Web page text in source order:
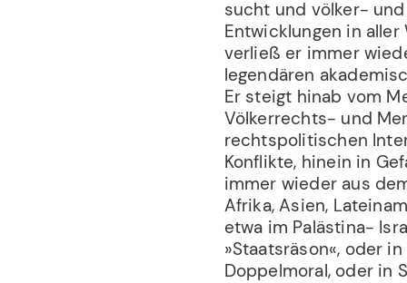
sucht und völker-
Entwicklungen in
verließ er immer
legendären
Er steigt hinab vom
Völkerrechts- und
rechtspolitischen
Konflikte, hinein in
immer wieder aus
Afrika, Asien,
etwa im Palästina-
»Staatsräson«, oder
Doppelmoral, oder in